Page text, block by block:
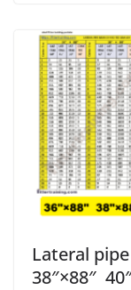
Lateral
38″×88″